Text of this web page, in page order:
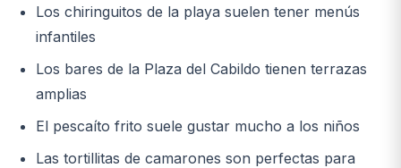
Los chiringuitos de la playa suelen tener menús
infantiles
Los bares de la Plaza del Cabildo tienen terrazas
amplias
El pescaíto frito suele gustar mucho a los niños
Las tortillitas de camarones son perfectas para